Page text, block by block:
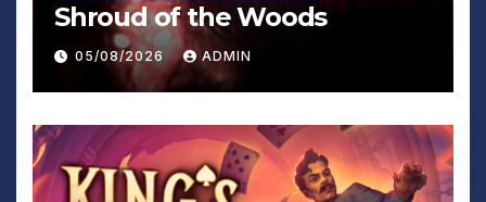
Shroud of the Woods
05/08/2026 ADMIN